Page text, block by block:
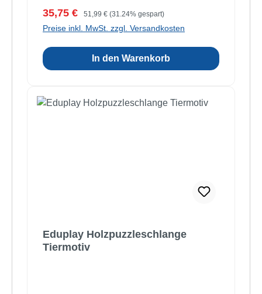
Verkaufspreis:
35,75 € Regulärer Preis:
51,99 € (31.24% gespart)
Preise inkl. MwSt. zzgl. Versandkosten
In den Warenkorb
Eduplay Holzpuzzleschlange
Tiermotiv